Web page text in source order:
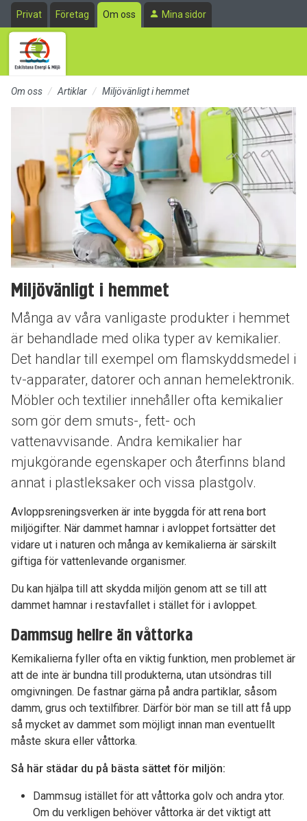
Till sidans huvudinnehåll
Privat Företag Om oss Mina sidor
Om oss Artiklar Miljövänligt i hemmet
Miljövänligt i hemmet
Många av våra vanligaste produkter i hemmet
är behandlade med olika typer av kemikalier.
Det handlar till exempel om flamskyddsmedel i
tv-apparater, datorer och annan hemelektronik.
Möbler och textilier innehåller ofta kemikalier
som gör dem smuts-, fett- och
vattenavvisande. Andra kemikalier har
mjukgörande egenskaper och återfinns bland
annat i plastleksaker och vissa plastgolv.
Avloppsreningsverken är inte byggda för att rena bort
miljögifter. När dammet hamnar i avloppet fortsätter det
vidare ut i naturen och många av kemikalierna är särskilt
giftiga för vattenlevande organismer.
Du kan hjälpa till att skydda miljön genom att se till att
dammet hamnar i restavfallet i stället för i avloppet.
Dammsug hellre än våttorka
Kemikalierna fyller ofta en viktig funktion, men problemet är
att de inte är bundna till produkterna, utan utsöndras till
omgivningen. De fastnar gärna på andra partiklar, såsom
damm, grus och textilfibrer. Därför bör man se till att få upp
så mycket av dammet som möjligt innan man eventuellt
måste skura eller våttorka.
Så här städar du på bästa sättet för miljön:
Dammsug istället för att våttorka golv och andra ytor.
Om du verkligen behöver våttorka är det viktigt att